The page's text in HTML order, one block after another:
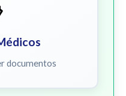
documentos